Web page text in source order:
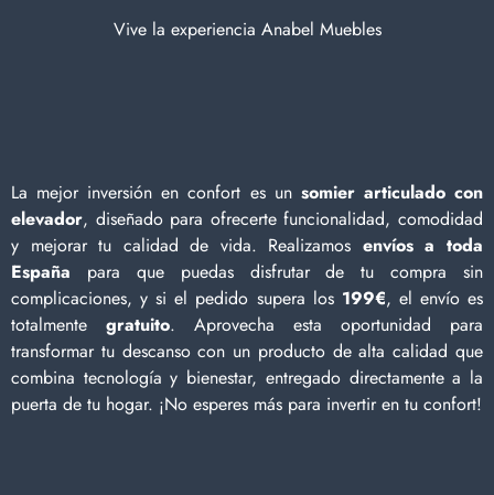
Vive la experiencia Anabel Muebles
La mejor inversión en confort es un somier articulado con
elevador, diseñado para ofrecerte funcionalidad, comodidad
y mejorar tu calidad de vida. Realizamos envíos a toda
España para que puedas disfrutar de tu compra sin
complicaciones, y si el pedido supera los 199€, el envío es
totalmente gratuito. Aprovecha esta oportunidad para
transformar tu descanso con un producto de alta calidad que
combina tecnología y bienestar, entregado directamente a la
puerta de tu hogar. ¡No esperes más para invertir en tu confort!